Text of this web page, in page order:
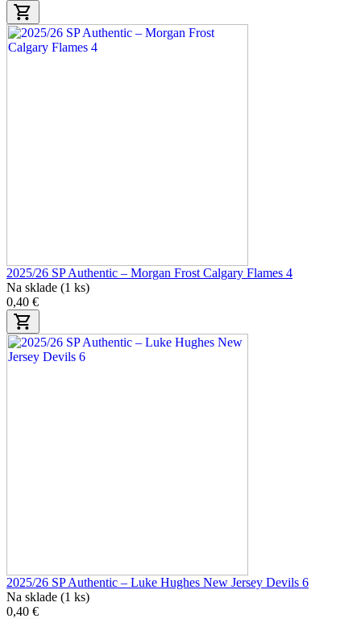
2025/26 SP Authentic – Morgan Frost Calgary Flames 4
Na sklade (1 ks)
0,40 €
2025/26 SP Authentic – Luke Hughes New Jersey Devils 6
Na sklade (1 ks)
0,40 €